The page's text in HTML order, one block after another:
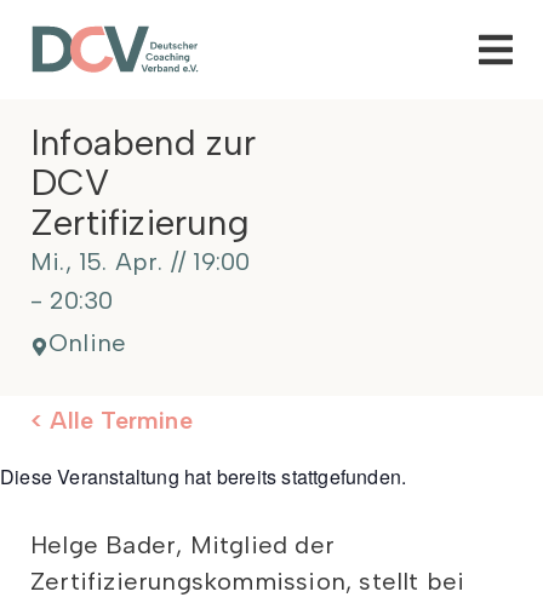
Infoabend zur
DCV
Zertifizierung
Mi., 15. Apr. // 19:00
- 20:30
Online
< Alle Termine
Diese Veranstaltung hat bereits stattgefunden.
Helge Bader, Mitglied der
Zertifizierungskommission, stellt bei